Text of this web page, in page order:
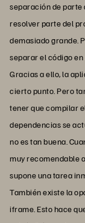
separación de parte
resolver parte del
demasiado grande.
separar el código
Gracias a ello, la
cierto punto. Pero
tener que compilar
dependencias se
no es tan buena.
muy recomendable
supone una tarea
También existe la
iframe. Esto hace